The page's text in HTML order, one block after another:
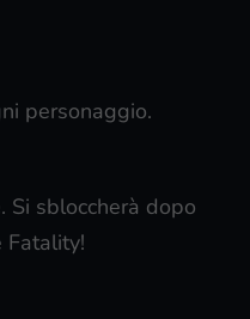
personaggio.
Si sbloccherà dopo
Fatality!